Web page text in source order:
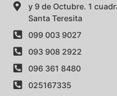
y 9 de Octubre. 1
Santa Teresita
099 003 9027
093 908 2922
096 361 8480
025167335